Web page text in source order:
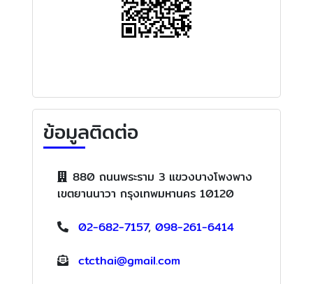
ข้อมูลติดต่อ
880 ถนนพระราม 3 แขวงบางโพงพาง
เขตยานนาวา กรุงเทพมหานคร 10120
02-682-7157, 098-261-6414
ctcthai@gmail.com